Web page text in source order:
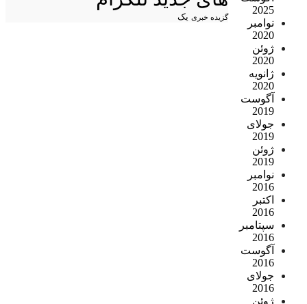
2025
نوامبر
2020
ژوئن
2020
ژانویه
2020
آگوست
2019
جولای
2019
ژوئن
2019
نوامبر
2016
اکتبر
2016
سپتامبر
2016
آگوست
2016
جولای
2016
ژوئن
گزیده خبری یک